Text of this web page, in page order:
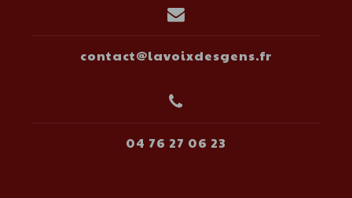
contact@lavoixdesgens.fr
04 76 27 06 23